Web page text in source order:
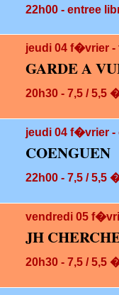
22h00 - entree
jeudi 04 f�vrier
GARDE A
20h30 - 7,5 / 5,5
jeudi 04 f�vrier -
COENGUEN
22h00 - 7,5 / 5,5
vendredi 05
JH
20h30 - 7,5 / 5,5